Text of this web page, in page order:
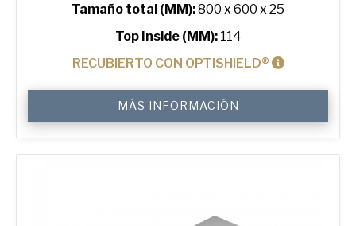
Tamaño total (MM):800 x 600 x 25
Top Inside (MM): 114
RECUBIERTO CON OPTISHIELD®
ePAN®
Bun
Tray
MÁS INFORMACIÓN